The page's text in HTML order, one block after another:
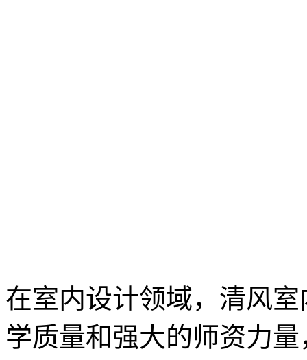
在室内设计领域，清风
学质量和强大的师资力